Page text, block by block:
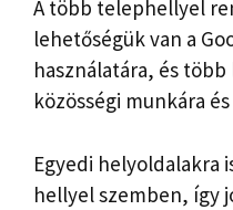
A több telephellyel
lehetőségük van a
használatára, és
közösségi munkára
Egyedi helyoldalakra
hellyel szemben, így